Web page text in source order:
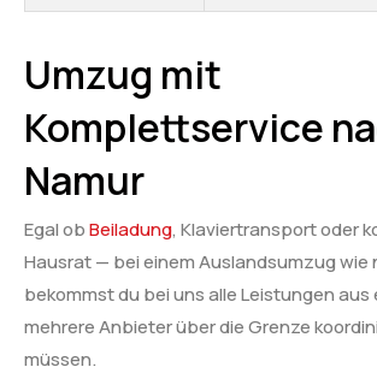
Umzug mit
Komplettservice
Namur
Egal obBeiladung, Klaviertransport oder
Hausrat — bei einem Auslandsumzug wie
bekommst du bei uns alle Leistungen
mehrere Anbieter über die Grenze
müssen.